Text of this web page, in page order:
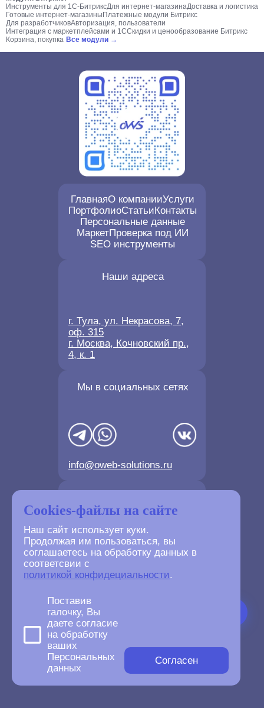
Cookies-файлы на сайте
Наш сайт использует куки.
Продолжая им пользоваться, вы
соглашаетесь на обработку данных в
соответсвии с
политикой конфидециальности.
Поставив
галочку, Вы
даете согласие
на обработку
ваших
Персональных
данных
Согласен
Инструменты для 1С-БитриксДля интернет-магазинаДоставка и логистика
Готовые интернет-магазины Платежные модули Битрикс
Для разработчиковАвторизация, пользователи
Интеграция с маркетплейсами и 1ССкидки и ценообразование Битрикс
Корзина, покупка Все модули →
2007-2026
oWeb Solutions.ru.
All right reserved.
ГлавнаяО компанииУслуги
ПортфолиоСтатьиКонтакты
Персональные данные
МаркетПроверка под ИИ
SEO инструменты
Мы в социальных сетях
info@oweb-solutions.ru
Наши адреса
г. Тула, ул. Некрасова, 7,
оф. 315
г. Москва, Кочновский пр.,
4, к. 1
+7(4872) 702-730
+7(499) 677-61-84